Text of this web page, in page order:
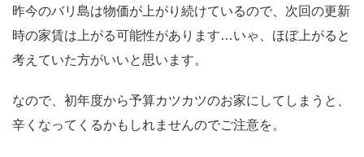
昨今のバリ島は物価が上がり続けているので、次回の更新
時の家賃は上がる可能性があります…いゃ、ほぼ上がると
考えていた方がいいと思います。
なので、初年度から予算カツカツのお家にしてしまうと、
辛くなってくるかもしれませんのでご注意を。